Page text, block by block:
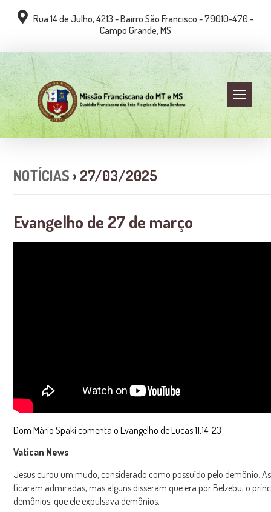
Rua 14 de Julho, 4213 - Bairro São Francisco - 79010-470 -
Campo Grande, MS
NOTÍCIAS › 27/03/2025
Evangelho de 27 de março
Dom Mário Spaki comenta o Evangelho de Lucas 11,14-23
Vatican News
Jesus curou um mudo, considerado como possuído pelo demônio.
ficaram admiradas, mas alguns disseram que era por Belzebu, o
demônios, que ele expulsava demônios.